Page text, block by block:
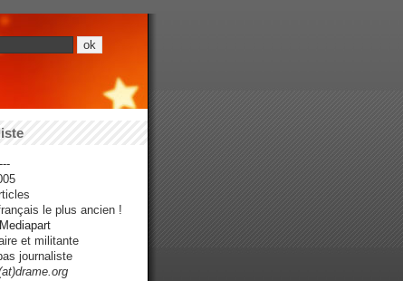
le plus ancien !
et militante
journaliste